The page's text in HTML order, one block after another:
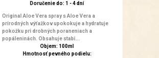
Doručenie do: 1 - 4 dní
Original Aloe Vera spray s Aloe Vera a
prírodných výťažkov upokokuje a hydratuje
pokožku pri drobných poraneniach a
popáleninách. Obsahuje stabi...
Objem: 100ml
Hmotnosť pevného podielu: